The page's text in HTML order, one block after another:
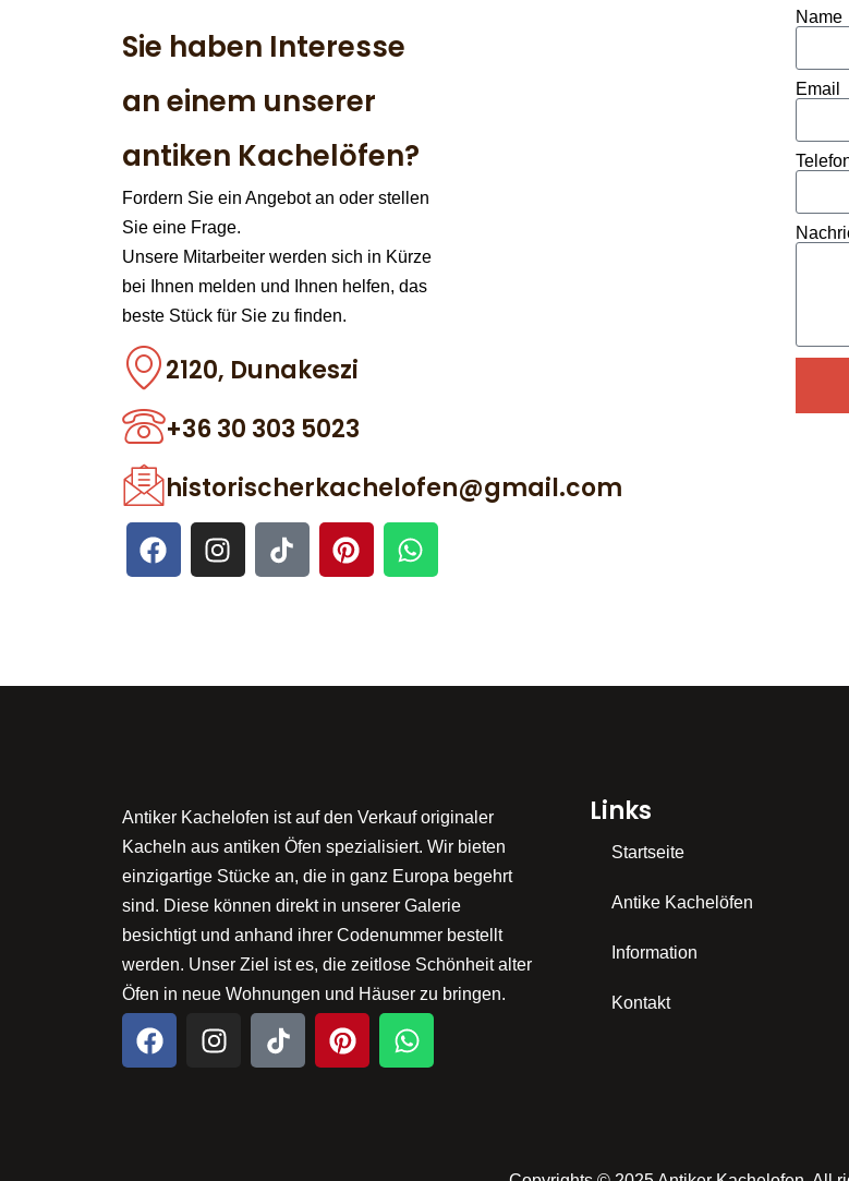
Sie haben Interesse
an einem unserer
antiken Kachelöfen?
Fordern Sie ein Angebot an oder stellen
Sie eine Frage.
Unsere Mitarbeiter werden sich in Kürze
bei Ihnen melden und Ihnen helfen, das
beste Stück für Sie zu finden.
2120, Dunakeszi
+36 30 303 5023
historischerkachelofen@gmail.com
Name
Email
Antiker Kachelofen ist auf den Verkauf originaler
Kacheln aus antiken Öfen spezialisiert. Wir bieten
einzigartige Stücke an, die in ganz Europa begehrt
sind. Diese können direkt in unserer Galerie
besichtigt und anhand ihrer Codenummer bestellt
werden. Unser Ziel ist es, die zeitlose Schönheit alter
Öfen in neue Wohnungen und Häuser zu bringen.
Links
Startseite
Antike Kachelöfen
Information
Kontakt